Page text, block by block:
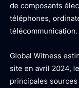
de composants
téléphones,
télécommunication.
Global Witness
site en avril 2024,
principales